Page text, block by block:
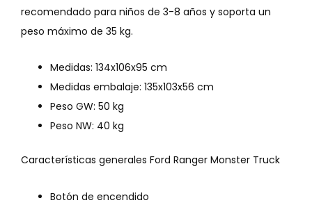
recomendado para niños de 3-8 años y soporta un
peso máximo de 35 kg.
Medidas: 134x106x95 cm
Medidas embalaje: 135x103x56 cm
Peso GW: 50 kg
Peso NW: 40 kg
Características generales Ford Ranger Monster Truck
Botón de encendido